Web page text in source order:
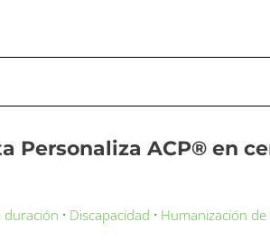
Personaliza ACP® en
duración · Discapacidad · Humanización